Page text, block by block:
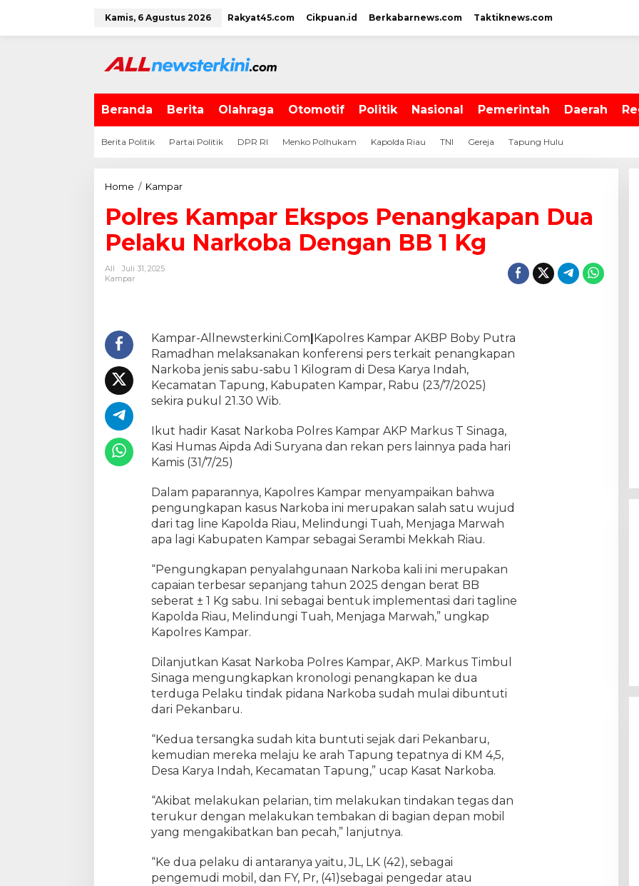
w
Kamis, 6 Agustus 2026 Rakyat45.com Cikpuan.id Berkabarnews.com Taktiknews.com
Beranda Berita Olahraga Otomotif Politik Nasional Pemerintah Daerah
Berita Politik Partai Politik DPR RI Menko Polhukam Kapolda Riau TNI Gereja Tapung Hulu
Home / Kampar
r
E
k
s
p
s
P
e
g
k
a
a
n
D
u
a
e
k
u
a
r
k
b
a
D
n
Polres Kampar Ekspos Penangkapan Dua
Pelaku Narkoba Dengan BB 1 Kg
All
Juli 31, 2025
Kampar
Kampar-Allnewsterkini.Com|Kapolres Kampar AKBP Boby Putra
Ramadhan melaksanakan konferensi pers terkait penangkapan
Narkoba jenis sabu-sabu 1 Kilogram di Desa Karya Indah,
Kecamatan Tapung, Kabupaten Kampar, Rabu (23/7/2025)
sekira pukul 21.30 Wib.
Ikut hadir Kasat Narkoba Polres Kampar AKP Markus T Sinaga,
Kasi Humas Aipda Adi Suryana dan rekan pers lainnya pada hari
Kamis (31/7/25)
Dalam paparannya, Kapolres Kampar menyampaikan bahwa
pengungkapan kasus Narkoba ini merupakan salah satu wujud
dari tag line Kapolda Riau, Melindungi Tuah, Menjaga Marwah
apa lagi Kabupaten Kampar sebagai Serambi Mekkah Riau.
“Pengungkapan penyalahgunaan Narkoba kali ini merupakan
capaian terbesar sepanjang tahun 2025 dengan berat BB
seberat ± 1 Kg sabu. Ini sebagai bentuk implementasi dari tagline
Kapolda Riau, Melindungi Tuah, Menjaga Marwah,” ungkap
Kapolres Kampar.
Dilanjutkan Kasat Narkoba Polres Kampar, AKP. Markus Timbul
Sinaga mengungkapkan kronologi penangkapan ke dua
terduga Pelaku tindak pidana Narkoba sudah mulai dibuntuti
dari Pekanbaru.
“Kedua tersangka sudah kita buntuti sejak dari Pekanbaru,
kemudian mereka melaju ke arah Tapung tepatnya di KM 4,5,
Desa Karya Indah, Kecamatan Tapung,” ucap Kasat Narkoba.
“Akibat melakukan pelarian, tim melakukan tindakan tegas dan
terukur dengan melakukan tembakan di bagian depan mobil
yang mengakibatkan ban pecah,” lanjutnya.
“Ke dua pelaku di antaranya yaitu, JL, LK (42), sebagai
pengemudi mobil, dan FY, Pr, (41)sebagai pengedar atau